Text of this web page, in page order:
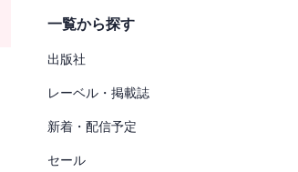
一覧から探す
出版社
レーベル・掲載誌
新着・配信予定
セール